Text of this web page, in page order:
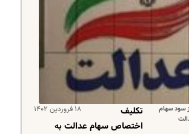
سود سهام
۱۸ فروردین ۱۴۰۲
تکلیف
اختصاص سهام عدالت به